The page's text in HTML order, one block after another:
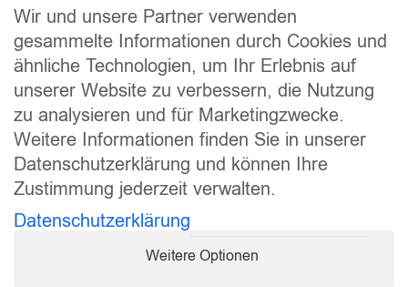
Rechtliches
Impressum
Datenschutz
Widerrufsrecht
Allgemeine Geschäftsbedingungen
Versand und Lieferung
Zahlungsweisen
Barrierefreiheitserklärung
Wir und unsere Partner verwenden
gesammelte Informationen durch Cookies und
ähnliche Technologien, um Ihr Erlebnis auf
unserer Website zu verbessern, die Nutzung
zu analysieren und für Marketingzwecke.
Weitere Informationen finden Sie in unserer
Datenschutzerklärung und können Ihre
Zustimmung jederzeit verwalten.
Datenschutzerklärung
Weitere Optionen